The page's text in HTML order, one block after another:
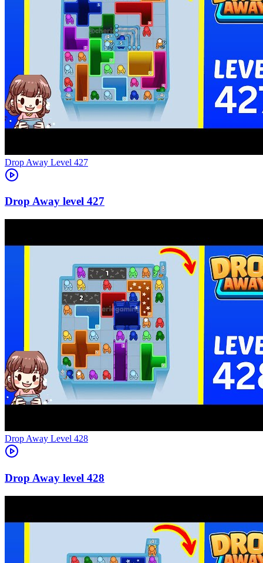
Level 427
427
Level 428
428